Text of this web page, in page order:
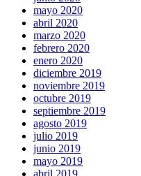
mayo 2020
abril 2020
marzo 2020
febrero 2020
enero 2020
diciembre 2019
noviembre 2019
octubre 2019
septiembre 2019
agosto 2019
julio 2019
junio 2019
mayo 2019
abril 2019